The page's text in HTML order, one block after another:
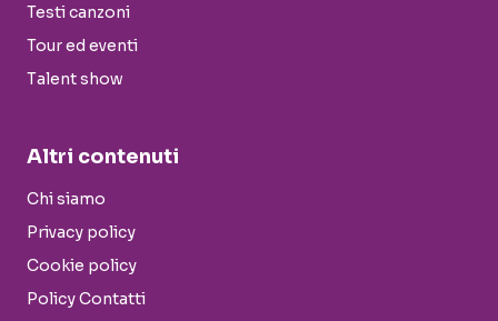
Testi canzoni
Tour ed eventi
Talent show
Altri contenuti
Chi siamo
Privacy policy
Cookie policy
Policy Contatti